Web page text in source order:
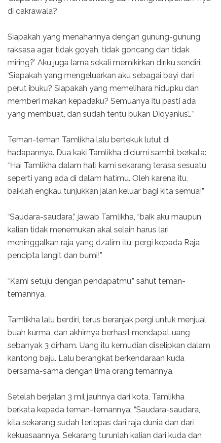
di cakrawala?
Siapakah yang menahannya dengan gunung-gunung
raksasa agar tidak goyah, tidak goncang dan tidak
miring?’ Aku juga lama sekali memikirkan diriku sendiri:
‘Siapakah yang mengeluarkan aku sebagai bayi dari
perut ibuku? Siapakah yang memelihara hidupku dan
memberi makan kepadaku? Semuanya itu pasti ada
yang membuat, dan sudah tentu bukan Diqyanius’…”
Teman-teman Tamlikha lalu bertekuk lutut di
hadapannya. Dua kaki Tamlikha diciumi sambil berkata:
“Hai Tamlikha dalam hati kami sekarang terasa sesuatu
seperti yang ada di dalam hatimu. Oleh karena itu,
baiklah engkau tunjukkan jalan keluar bagi kita semua!”
“Saudara-saudara,” jawab Tamlikha, “baik aku maupun
kalian tidak menemukan akal selain harus lari
meninggalkan raja yang dzalim itu, pergi kepada Raja
pencipta langit dan bumi!”
“Kami setuju dengan pendapatmu,” sahut teman-
temannya.
Tamlikha lalu berdiri, terus beranjak pergi untuk menjual
buah kurma, dan akhirnya berhasil mendapat uang
sebanyak 3 dirham. Uang itu kemudian diselipkan dalam
kantong baju. Lalu berangkat berkendaraan kuda
bersama-sama dengan lima orang temannya.
Setelah berjalan 3 mil jauhnya dari kota, Tamlikha
berkata kepada teman-temannya: “Saudara-saudara,
kita sekarang sudah terlepas dari raja dunia dan dari
kekuasaannya. Sekarang turunlah kalian dari kuda dan